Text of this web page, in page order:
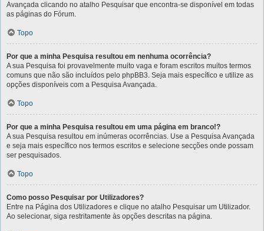
Avançada clicando no atalho Pesquisar que encontra-se disponível em todas
as páginas do Fórum.
Topo
Por que a minha Pesquisa resultou em nenhuma ocorrência?
A sua Pesquisa foi provavelmente muito vaga e foram escritos muitos termos
comuns que não são incluídos pelo phpBB3. Seja mais específico e utilize as
opções disponíveis com a Pesquisa Avançada.
Topo
Por que a minha Pesquisa resultou em uma página em branco!?
A sua Pesquisa resultou em inúmeras ocorrências. Use a Pesquisa Avançada
e seja mais específico nos termos escritos e selecione secções onde possam
ser pesquisados.
Topo
Como posso Pesquisar por Utilizadores?
Entre na Página dos Utilizadores e clique no atalho Pesquisar um Utilizador.
Ao selecionar, siga restritamente às opções descritas na página.